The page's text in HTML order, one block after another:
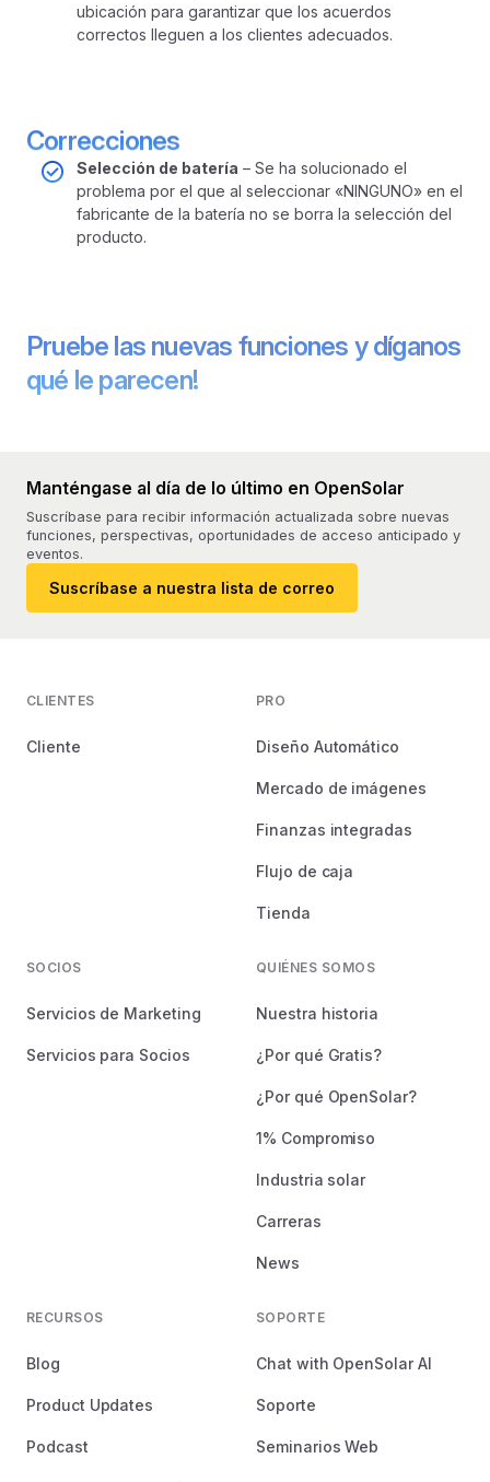
ubicación para garantizar que los acuerdos
correctos lleguen a los clientes adecuados.
Correcciones
Selección de batería – Se ha solucionado el
problema por el que al seleccionar «NINGUNO» en el
fabricante de la batería no se borra la selección del
producto.
Pruebe las nuevas funciones y díganos
qué le parecen!
Manténgase al día de lo último en OpenSolar
Suscríbase para recibir información actualizada sobre nuevas
funciones, perspectivas, oportunidades de acceso anticipado y
eventos.
Suscríbase a nuestra lista de correo
CLIENTES
Cliente
PRO
Diseño Automático
Mercado de imágenes
Finanzas integradas
Flujo de caja
Tienda
SOCIOS
Servicios de Marketing
Servicios para Socios
QUIÉNES SOMOS
Nuestra historia
¿Por qué Gratis?
¿Por qué OpenSolar?
1% Compromiso
Industria solar
Carreras
News
RECURSOS
Blog
Product Updates
Podcast
SOPORTE
Chat with OpenSolar AI
Soporte
Seminarios Web